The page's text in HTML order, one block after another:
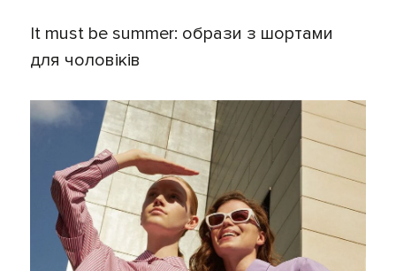
It must be summer: образи з шортами
для чоловіків